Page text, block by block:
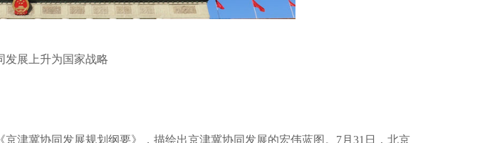
发展上升为国家战略
津冀协同发展规划纲要》，描绘出京津冀协同发展的宏伟蓝图。7月31日，北京